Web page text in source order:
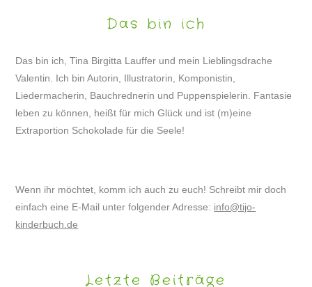
Das bin ich
Das bin ich, Tina Birgitta Lauffer und mein Lieblingsdrache
Valentin. Ich bin Autorin, Illustratorin, Komponistin,
Liedermacherin, Bauchrednerin und Puppenspielerin. Fantasie
leben zu können, heißt für mich Glück und ist (m)eine
Extraportion Schokolade für die Seele!
Wenn ihr möchtet, komm ich auch zu euch! Schreibt mir doch
einfach eine E-Mail unter folgender Adresse: info@tijo-
kinderbuch.de
Letzte Beiträge